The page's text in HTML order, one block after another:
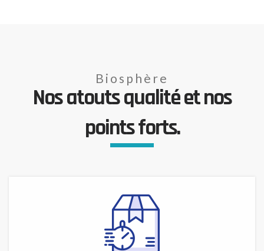
Biosphère
Nos atouts qualité et nos
points forts.